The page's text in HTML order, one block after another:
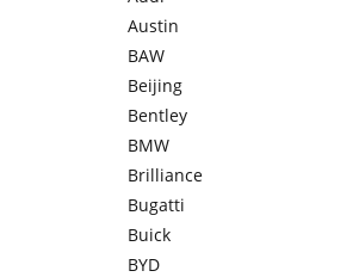
Austin
BAW
Beijing
Bentley
BMW
Brilliance
Bugatti
Buick
BYD